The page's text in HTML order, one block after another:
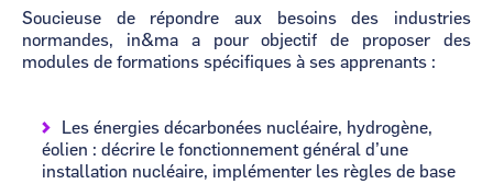
Soucieuse de répondre aux besoins des industries
normandes, in&ma a pour objectif de proposer des
modules de formations spécifiques à ses apprenants :
Les énergies décarbonées nucléaire, hydrogène,
éolien : décrire le fonctionnement général d’une
installation nucléaire, implémenter les règles de base